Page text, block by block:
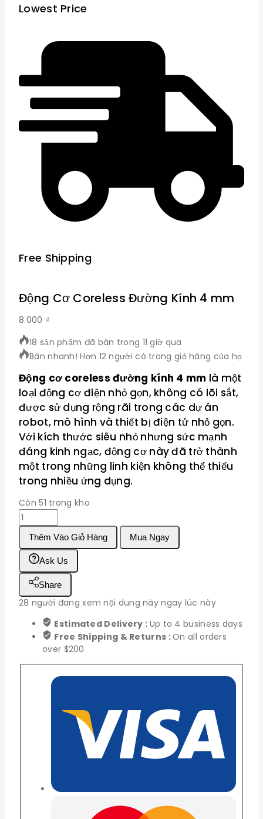
Lowest Price
Free Shipping
Động Cơ Coreless Đường Kính 4 mm
8.000 ₫
18 sản phẩm đã bán trong 11 giờ qua
Bán nhanh! Hơn 12 người có trong giỏ hàng của họ
Động cơ coreless đường kính 4 mm là một
loại động cơ điện nhỏ gọn, không có lõi sắt,
được sử dụng rộng rãi trong các dự án
robot, mô hình và thiết bị điện tử nhỏ gọn.
Với kích thước siêu nhỏ nhưng sức mạnh
đáng kinh ngạc, động cơ này đã trở thành
một trong những linh kiện không thể thiếu
trong nhiều ứng dụng.
Còn 51 trong kho
Động
Cơ
Coreless
Đường
Kính
4
mm
số
Thêm Vào Giỏ Hàng Mua Ngay
Ask Us
Share
28 người đang xem nội dung này ngay lúc này
Estimated Delivery : Up to 4 business days
Free Shipping & Returns :On all orders
over $200